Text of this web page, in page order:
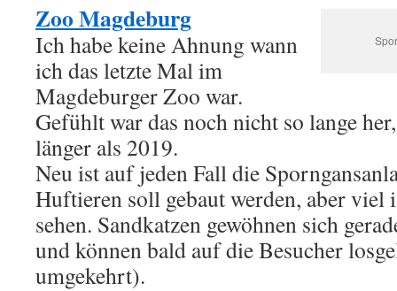
Zoo Magdeburg
Ich habe keine Ahnung wann
ich das letzte Mal im
Magdeburger Zoo war.
Gefühlt war das noch nicht so lange
länger als 2019.
Neu ist auf jeden Fall die
Huftieren soll gebaut werden, aber viel
sehen. Sandkatzen gewöhnen sich
und können bald auf die Besucher
umgekehrt).